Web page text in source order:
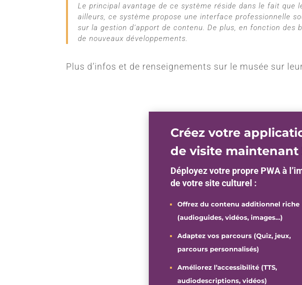
Le principal avantage de ce système réside dans le fait que
ailleurs, ce système propose une interface professionnelle
sur la gestion d’apport de contenu. De plus, en fonction
de nouveaux développements.
Plus d’infos et de renseignements sur le musée sur
Créez votre
de visite maintenant
Déployez votre propre PWA à
de votre site culturel :
Offrez du contenu additionnel riche
(audioguides, vidéos, images…)
Adaptez vos parcours (Quiz, jeux,
parcours personnalisés)
Améliorez l’accessibilité (TTS,
audiodescriptions, vidéos)